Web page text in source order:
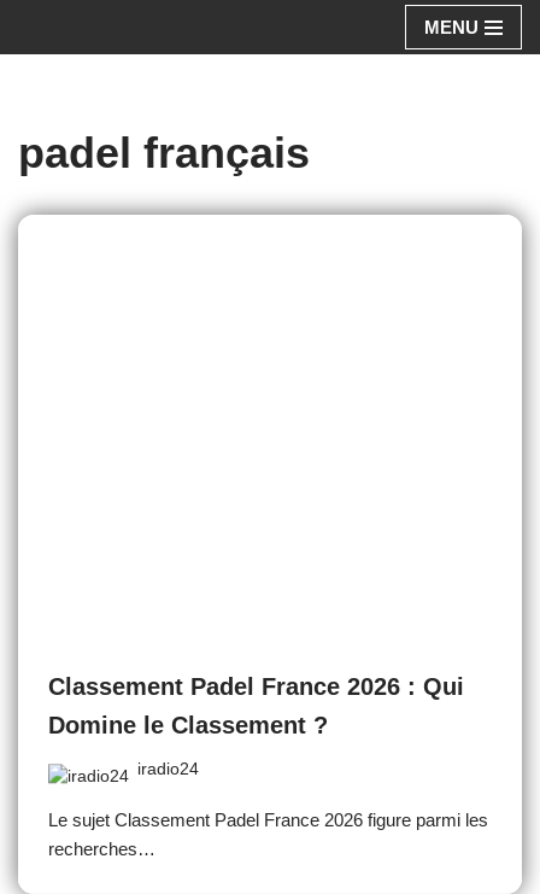
MENU
padel français
Classement Padel France 2026 : Qui
Domine le Classement ?
iradio24
Le sujet Classement Padel France 2026 figure parmi les
recherches…